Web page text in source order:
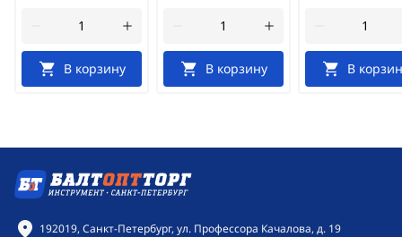
В корзину В корзину В
Контактная информация
192019, Санкт-Петербург, ул. Профессора Качалова, д. 19